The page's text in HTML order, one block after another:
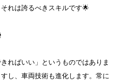
れは誇るべきスキルです🌟
ればいい」というものではありま
し、車両技術も進化します。常に